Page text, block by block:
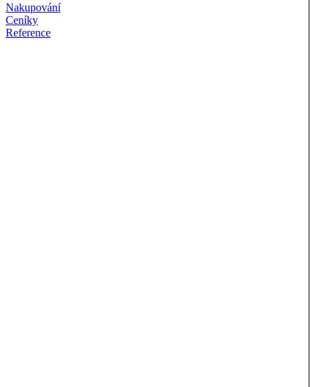
Nakupování
Ceníky
Reference